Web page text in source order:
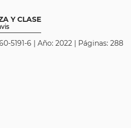
Y CLASE
5191-6 | Año: 2022 | Páginas: 288